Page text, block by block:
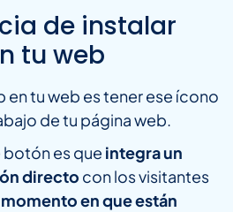
de instalar
tu web
en tu web es tener ese ícono
de tu página web.
botón es que integra un
directo con los visitantes
en que están